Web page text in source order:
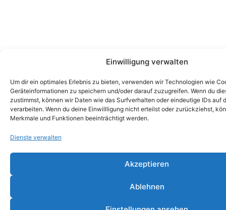
Einwilligung verwalten
Um dir ein optimales Erlebnis zu bieten, verwenden wir Technologien wie
Geräteinformationen zu speichern und/oder darauf zuzugreifen. Wenn du
zustimmst, können wir Daten wie das Surfverhalten oder eindeutige IDs auf
verarbeiten. Wenn du deine Einwillligung nicht erteilst oder zurückziehst,
Merkmale und Funktionen beeinträchtigt werden.
Dienste verwalten
Akzeptieren
Ablehnen